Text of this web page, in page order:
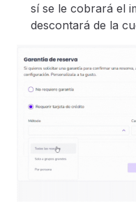
sí se le cobrará el
descontará de la